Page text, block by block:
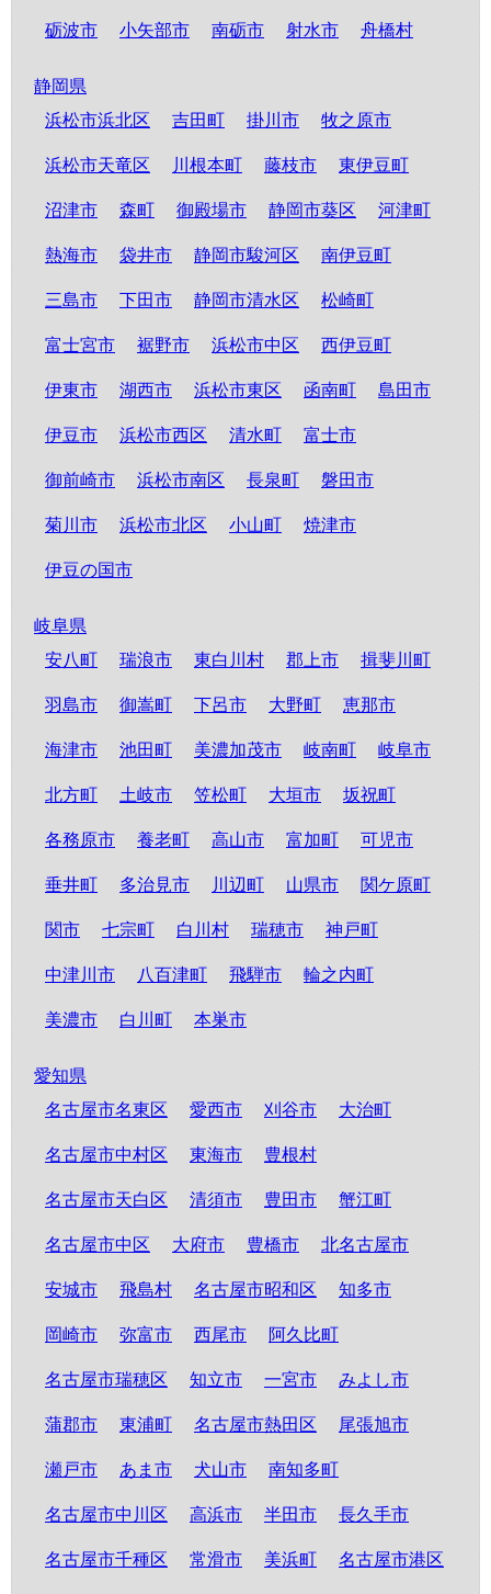
砺波市 小矢部市 南砺市 射水市 舟橋村
静岡県
浜松市浜北区
吉田町 掛川市 牧之原市
浜松市天竜区 川根本町 藤枝市 東伊豆町
沼津市 森町 御殿場市 静岡市葵区 河津町
熱海市 袋井市 静岡市駿河区 南伊豆町
三島市 下田市 静岡市清水区 松崎町
富士宮市 裾野市 浜松市中区 西伊豆町
伊東市 湖西市 浜松市東区 函南町 島田市
伊豆市 浜松市西区 清水町 富士市
御前崎市 浜松市南区 長泉町 磐田市
菊川市 浜松市北区 小山町 焼津市
伊豆の国市
岐阜県
安八町
瑞浪市 東白川村 郡上市 揖斐川町
羽島市 御嵩町 下呂市 大野町 恵那市
海津市 池田町 美濃加茂市 岐南町 岐阜市
北方町 土岐市 笠松町 大垣市 坂祝町
各務原市 養老町 高山市 富加町 可児市
垂井町 多治見市 川辺町 山県市 関ケ原町
関市 七宗町 白川村 瑞穂市 神戸町
中津川市 八百津町 飛騨市 輪之内町
美濃市 白川町 本巣市
愛知県
名古屋市名東区
愛西市 刈谷市 大治町
名古屋市中村区 東海市 豊根村
名古屋市天白区 清須市 豊田市 蟹江町
名古屋市中区 大府市 豊橋市 北名古屋市
安城市 飛島村 名古屋市昭和区 知多市
岡崎市 弥富市 西尾市 阿久比町
名古屋市瑞穂区 知立市 一宮市 みよし市
蒲郡市 東浦町 名古屋市熱田区 尾張旭市
瀬戸市 あま市 犬山市 南知多町
名古屋市中川区 高浜市 半田市 長久手市
名古屋市千種区 常滑市 美浜町 名古屋市港区